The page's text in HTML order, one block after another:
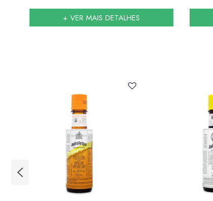
+ VER MAIS DETALHES